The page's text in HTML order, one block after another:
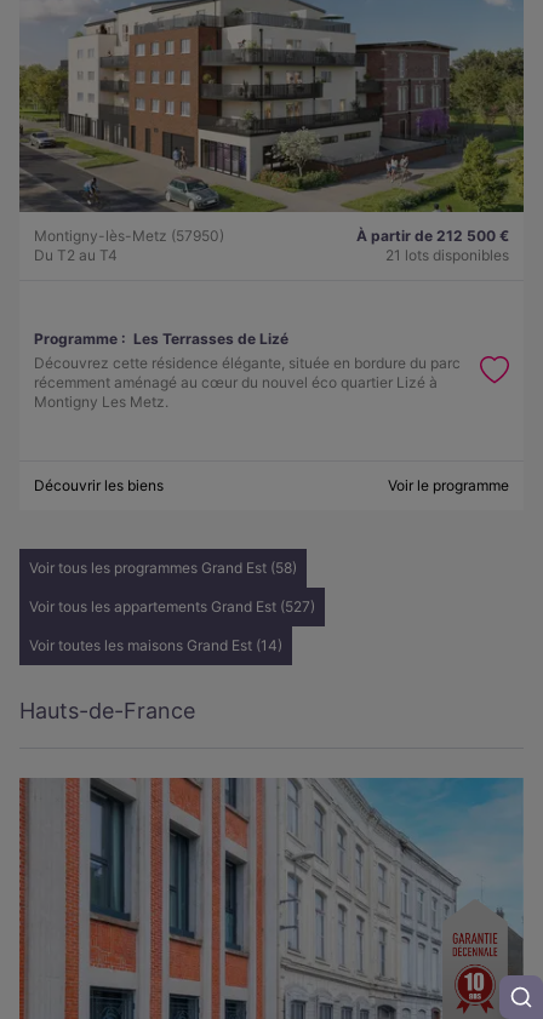
Montigny-lès-Metz (57950)
Du T2 au T4
À partir de 212 500 €
21 lots disponibles
Programme : Les Terrasses de Lizé
Découvrez cette résidence élégante, située en bordure du parc
récemment aménagé au cœur du nouvel éco quartier Lizé à
Montigny Les Metz.
Découvrir les biens Voir le programme
Voir tous les programmes Grand Est (58)
Voir tous les appartements Grand Est (527)
Voir toutes les maisons Grand Est (14)
Hauts-de-France